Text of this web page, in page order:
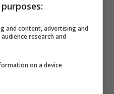
vicino ai
avesse
di camuffare il
and content, advertising and
research and
on a device